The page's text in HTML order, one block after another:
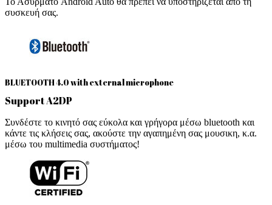
συσκευή σας.
BLUETOOTH 4.0 with external microphone
Support A2DP
Συνδέστε το κινητό σας εύκολα και γρήγορα μέσω bluetooth και
κάντε τις κλήσεις σας, ακούστε την αγαπημένη σας μουσικη, κ.α.
μέσω του multimedia συστήματος!